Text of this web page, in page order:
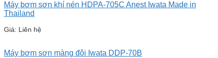
Máy bơm sơn khí nén HDPA-705C Anest Iwata Made in
Thailand
Giá: Liên hệ
Máy bơm sơn màng đôi Iwata DDP-70B